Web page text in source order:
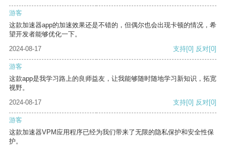
游客
这款加速器app的加速效果还是不错的，但偶尔也会出现卡顿的情况，希
望开发者能够优化一下。
2024-08-17
支持[0] 反对[0]
游客
这款app是我学习路上的良师益友，让我能够随时随地学习新知识，拓宽
视野。
2024-08-17
支持[0] 反对[0]
游客
这款加速器VPM应用程序已经为我们带来了无限的隐私保护和安全性保
护。